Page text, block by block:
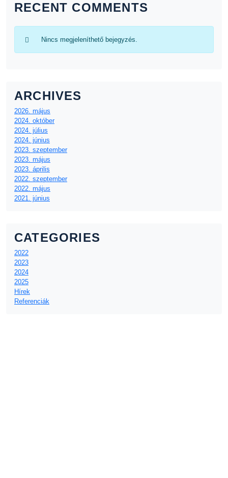
RECENT COMMENTS
Nincs megjeleníthető bejegyzés.
ARCHIVES
2026. május
2024. október
2024. július
2024. június
2023. szeptember
2023. május
2023. április
2022. szeptember
2022. május
2021. június
CATEGORIES
2022
2023
2024
2025
Hírek
Referenciák